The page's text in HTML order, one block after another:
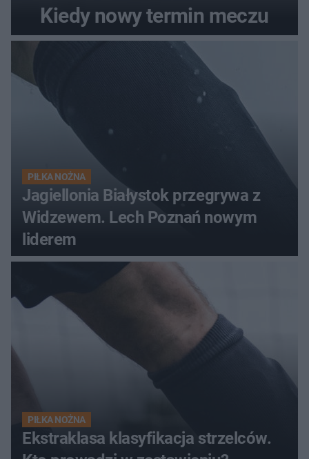
Kiedy nowy termin meczu
PIŁKA NOŻNA
Jagiellonia Białystok przegrywa z
Widzewem. Lech Poznań nowym
liderem
PIŁKA NOŻNA
Ekstraklasa klasyfikacja strzelców.